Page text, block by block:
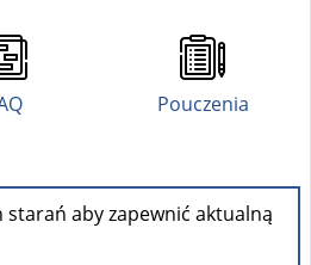
Pouczenia
aby zapewnić aktualną